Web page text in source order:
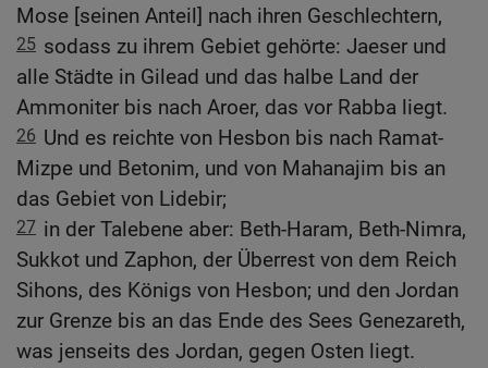
Mose [seinen Anteil] nach ihren Geschlechtern,
25 sodass zu ihrem Gebiet gehörte: Jaeser und
alle Städte in Gilead und das halbe Land der
Ammoniter bis nach Aroer, das vor Rabba liegt.
26 Und es reichte von Hesbon bis nach Ramat-
Mizpe und Betonim, und von Mahanajim bis an
das Gebiet von Lidebir;
27 in der Talebene aber: Beth-Haram, Beth-Nimra,
Sukkot und Zaphon, der Überrest von dem Reich
Sihons, des Königs von Hesbon; und den Jordan
zur Grenze bis an das Ende des Sees Genezareth,
was jenseits des Jordan, gegen Osten liegt.